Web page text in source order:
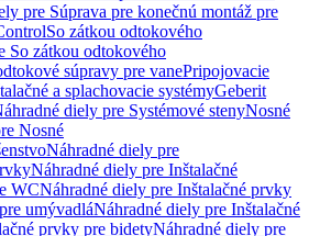
pre Súprava pre konečnú montáž pre
So zátkou odtokového
So zátkou odtokového
súpravy pre vanePripojovacie
a splachovacie systémyGeberit
diely pre Systémové stenyNosné
Nosné
Náhradné diely pre
Náhradné diely pre Inštalačné
WCNáhradné diely pre Inštalačné prvky
umývadláNáhradné diely pre Inštalačné
prvky pre bidetyNáhradné diely pre